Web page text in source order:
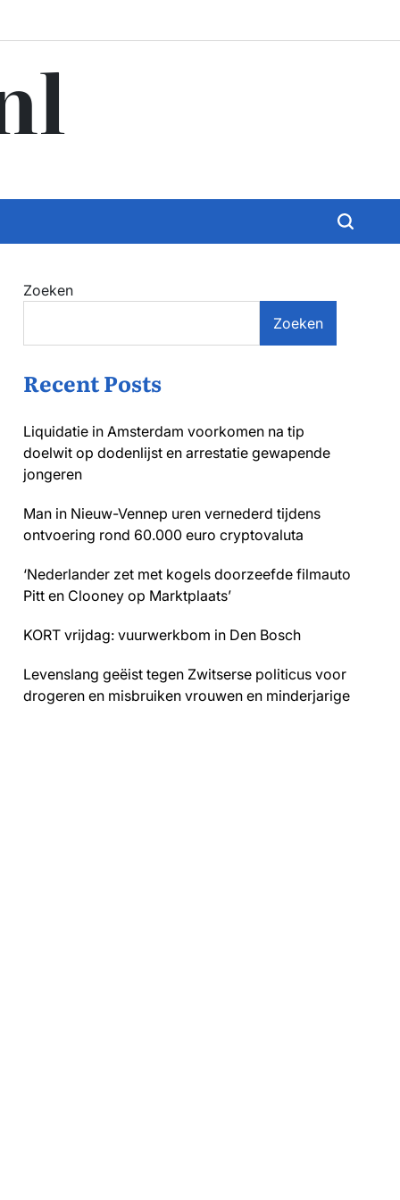
Zoeken
Zoeken
Recent Posts
Liquidatie in Amsterdam voorkomen na tip
doelwit op dodenlijst en arrestatie gewapende
jongeren
Man in Nieuw-Vennep uren vernederd tijdens
ontvoering rond 60.000 euro cryptovaluta
‘Nederlander zet met kogels doorzeefde filmauto
Pitt en Clooney op Marktplaats’
KORT vrijdag: vuurwerkbom in Den Bosch
Levenslang geëist tegen Zwitserse politicus voor
drogeren en misbruiken vrouwen en minderjarige